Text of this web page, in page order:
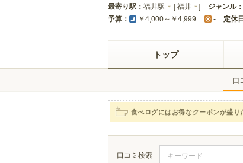
最寄り駅： 福井駅 [福井 ] ジャンル：
予算： ￥4,000～￥4,999 - 定休
トップ
口
食べログにはお得なクーポンが盛り
口コミ検索